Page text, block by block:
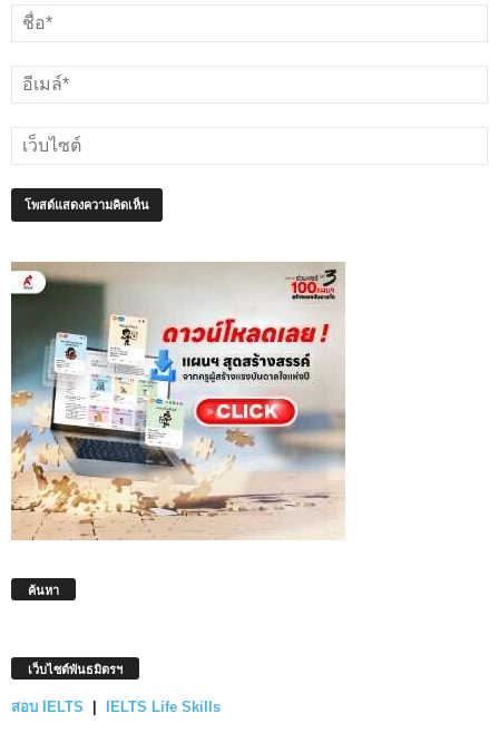
ค้นหา
เว็บไซต์พันธมิตรฯ
สอบ IELTS IELTS Life Skills